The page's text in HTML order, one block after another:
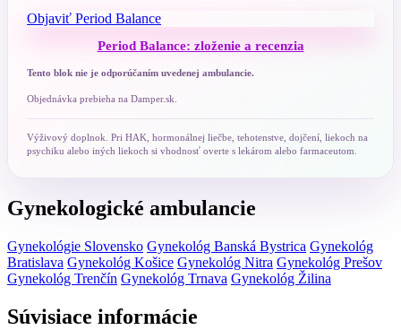
Objaviť Period Balance
Period Balance: zloženie a recenzia
Tento blok nie je odporúčaním uvedenej ambulancie.
Objednávka prebieha na Damper.sk.
Výživový doplnok. Pri HAK, hormonálnej liečbe, tehotenstve, dojčení, liekoch na
psychiku alebo iných liekoch si vhodnosť overte s lekárom alebo farmaceutom.
Gynekologické ambulancie
Gynekológie Slovensko Gynekológ Banská Bystrica Gynekológ
Bratislava Gynekológ Košice Gynekológ Nitra Gynekológ Prešov
Gynekológ Trenčín Gynekológ Trnava Gynekológ Žilina
Súvisiace informácie